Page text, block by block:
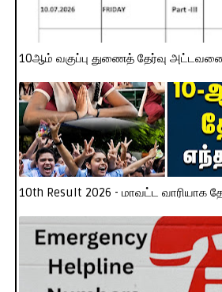
10ஆம் வகுப்பு துணைத் தேர்வு
10th Result 2026 - மாவட்ட வாரியாக